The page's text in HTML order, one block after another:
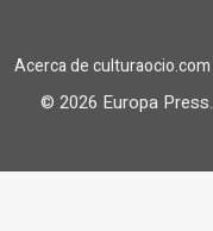
Acerca de culturaocio.com
© 2026 Europa Press.